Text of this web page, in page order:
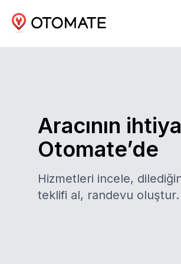
Aracının
Otomate’de
Hizmetleri incele,
teklifi al, randevu oluştur.